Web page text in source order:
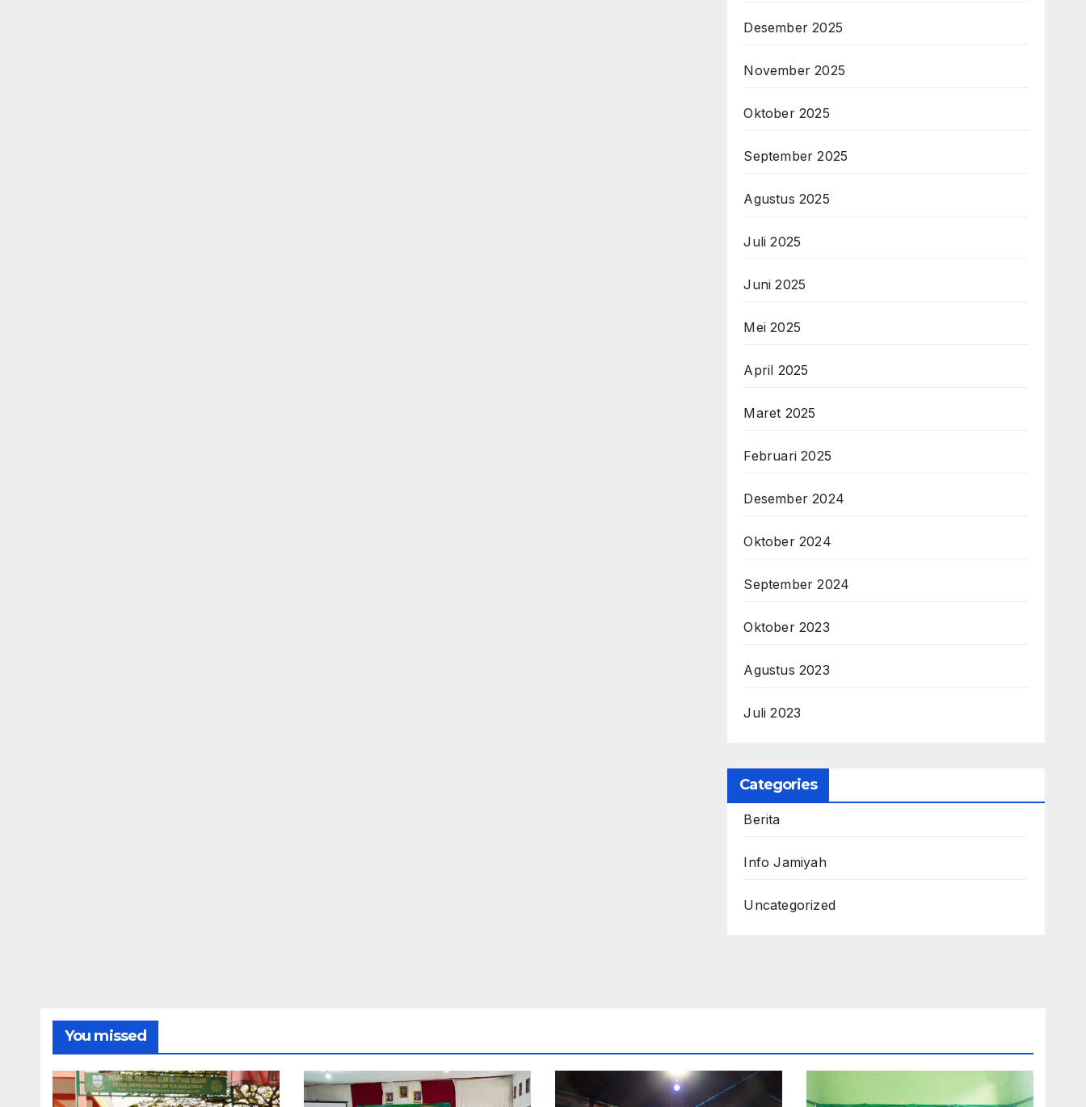
Desember 2025
November 2025
Oktober 2025
September 2025
Agustus 2025
Juli 2025
Juni 2025
Mei 2025
April 2025
Maret 2025
Februari 2025
Desember 2024
Oktober 2024
September 2024
Oktober 2023
Agustus 2023
Juli 2023
Categories
Berita
Info Jamiyah
Uncategorized
You missed